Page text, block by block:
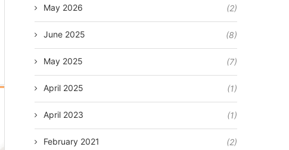
May 2026 (2)
June 2025 (8)
May 2025 (7)
April 2025 (1)
April 2023 (1)
February 2021 (2)